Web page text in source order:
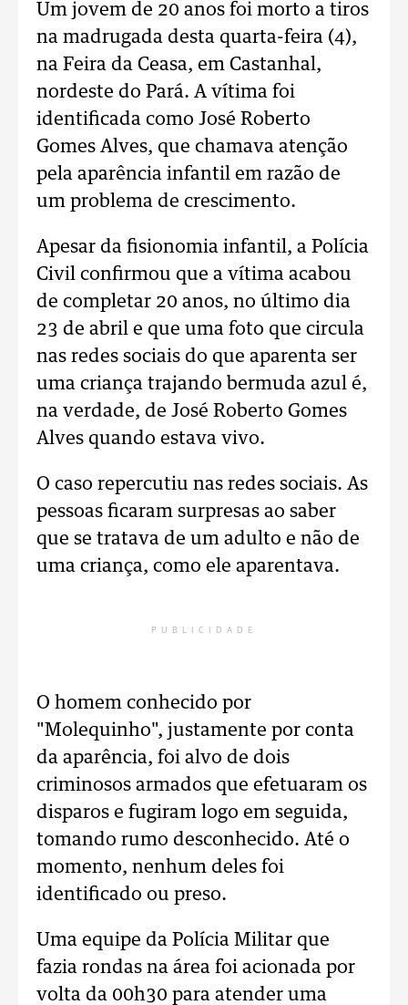
Um jovem de 20 anos foi morto a tiros
na madrugada desta quarta-feira (4),
na Feira da Ceasa, em Castanhal,
nordeste do Pará. A vítima foi
identificada como José Roberto
Gomes Alves, que chamava atenção
pela aparência infantil em razão de
um problema de crescimento.
Apesar da fisionomia infantil, a Polícia
Civil confirmou que a vítima acabou
de completar 20 anos, no último dia
23 de abril e que uma foto que circula
nas redes sociais do que aparenta ser
uma criança trajando bermuda azul é,
na verdade, de José Roberto Gomes
Alves quando estava vivo.
O caso repercutiu nas redes sociais. As
pessoas ficaram surpresas ao saber
que se tratava de um adulto e não de
uma criança, como ele aparentava.
PUBLICIDADE
O homem conhecido por
"Molequinho", justamente por conta
da aparência, foi alvo de dois
criminosos armados que efetuaram os
disparos e fugiram logo em seguida,
tomando rumo desconhecido. Até o
momento, nenhum deles foi
identificado ou preso.
Uma equipe da Polícia Militar que
fazia rondas na área foi acionada por
volta da 00h30 para atender uma